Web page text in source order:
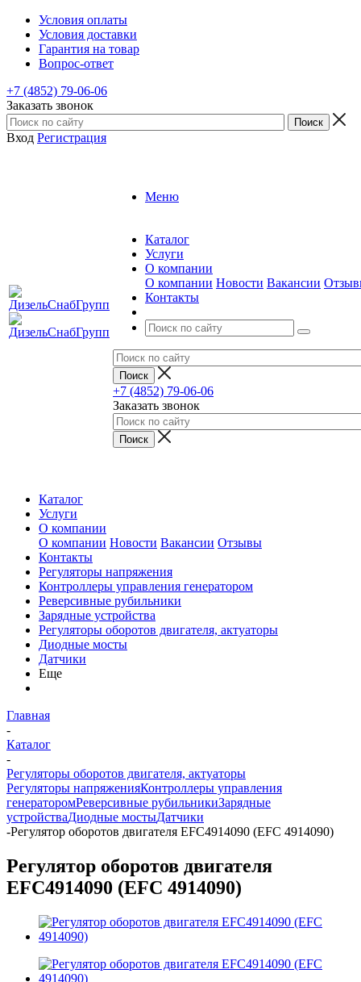
Условия оплаты
Условия доставки
Гарантия на товар
Вопрос-ответ
+7 (4852) 79-06-06
Заказать звонок
Вход Регистрация
Меню
Каталог
Услуги
О компании
О компании Новости Вакансии
Контакты
+7 (4852) 79-06-06
Заказать звонок
Каталог
Услуги
О компании
О компании Новости Вакансии Отзывы
Контакты
Регуляторы напряжения
Контроллеры управления генератором
Реверсивные рубильники
Зарядные устройства
Регуляторы оборотов двигателя, актуаторы
Диодные мосты
Датчики
Еще
Главная
-
Каталог
-
Регуляторы оборотов двигателя, актуаторы
Регуляторы напряженияКонтроллеры управления
генераторомРеверсивные рубильникиЗарядные
устройстваДиодные мостыДатчики
-Регулятор оборотов двигателя EFC4914090 (EFC 4914090)
Регулятор оборотов двигателя
EFC4914090 (EFC 4914090)